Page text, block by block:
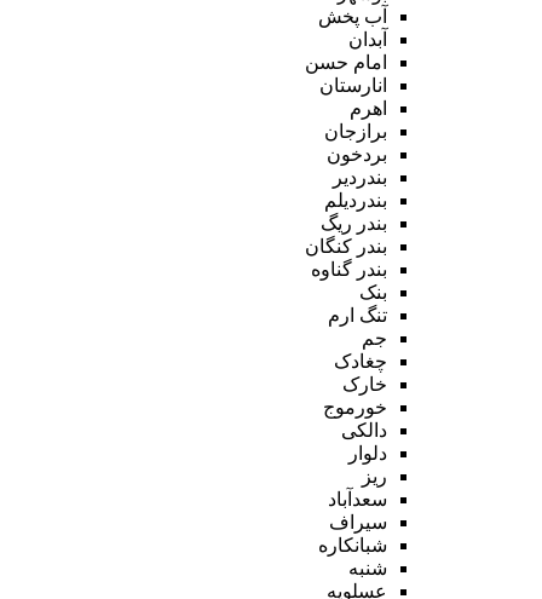
آب پخش
آبدان
امام حسن
انارستان
اهرم
برازجان
بردخون
بندردیر
بندردیلم
بندر ریگ
بندر کنگان
بندر گناوه
بنک
تنگ ارم
جم
چغادک
خارک
خورموج
دالکی
دلوار
ریز
سعدآباد
سیراف
شبانکاره
شنبه
عسلویه